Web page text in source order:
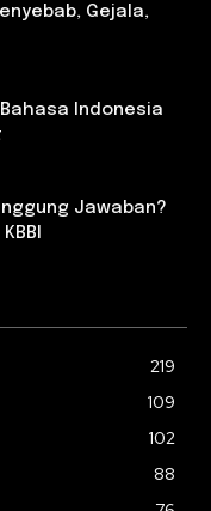
Gejala,
Indonesia
Jawaban?
219
109
102
88